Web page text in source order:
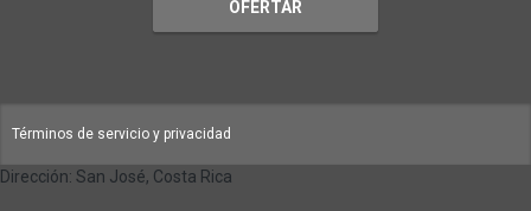
OFERTAR
Términos de servicio y privacidad
Dirección: San José, Costa Rica